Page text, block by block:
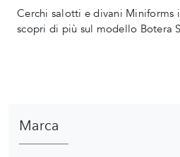
Cerchi salotti e divani Miniforms
scopri di più sul modello Botera
Marca